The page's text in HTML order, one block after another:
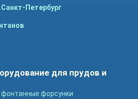
Петербург
для прудов и
форсунки